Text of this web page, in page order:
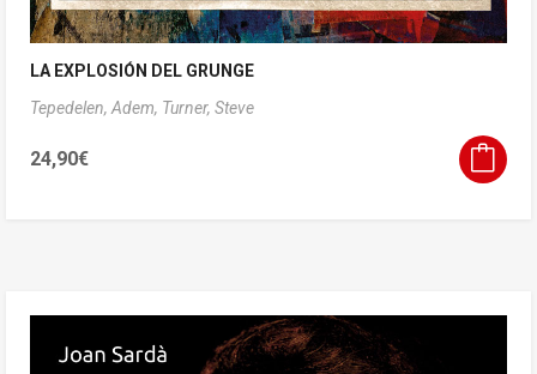
LA EXPLOSIÓN DEL GRUNGE
Tepedelen, Adem, Turner, Steve
24,90€